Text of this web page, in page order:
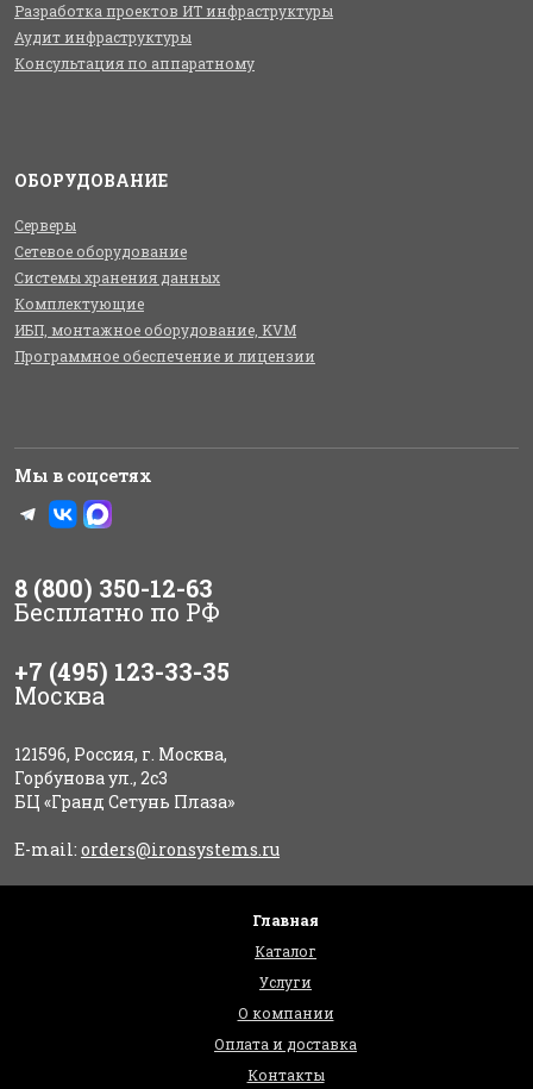
Разработка проектов ИТ инфраструктуры
Аудит инфраструктуры
Консультация по аппаратному
ОБОРУДОВАНИЕ
Серверы
Сетевое оборудование
Системы хранения данных
Комплектующие
ИБП, монтажное оборудование, KVM
Программное обеспечение и лицензии
Мы в соцсетях
8 (800) 350-12-63
Бесплатно по РФ
+7 (495) 123-33-35
Москва
121596, Россия, г. Москва,
Горбунова ул., 2с3
БЦ «Гранд Сетунь Плаза»
E-mail: orders@ironsystems.ru
Главная
Каталог
Услуги
О компании
Оплата и доставка
Контакты